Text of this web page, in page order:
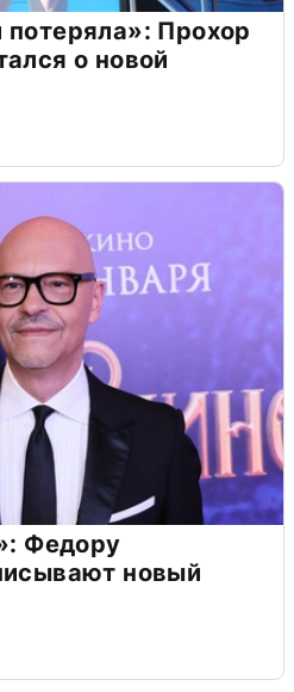
Прохор
о новой
Федору
новый